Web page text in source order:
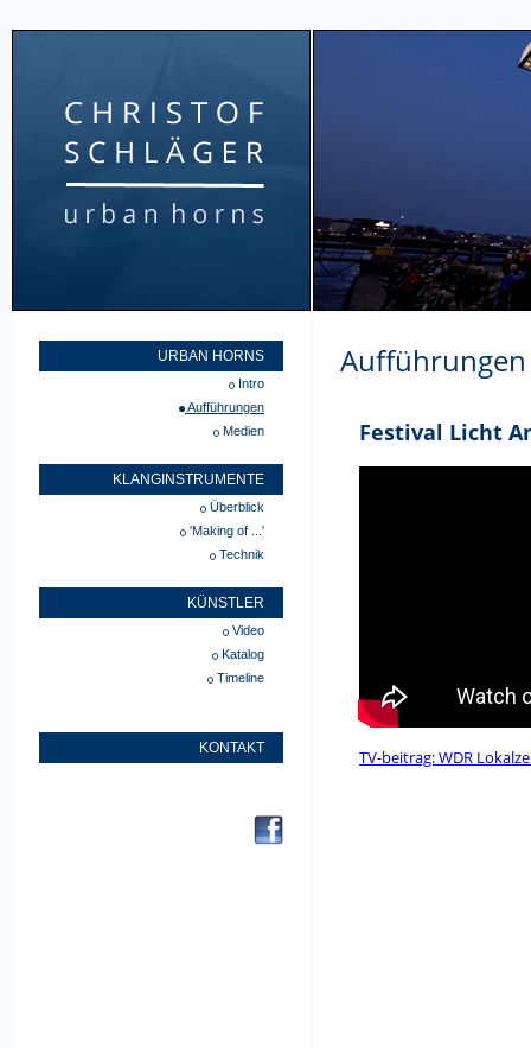
URBAN HORNS
Intro
Aufführungen
Medien
KLANGINSTRUMENTE
Überblick
'Making of ...'
Technik
KÜNSTLER
Video
Katalog
Timeline
KONTAKT
Aufführungen
Festival Licht
TV-beitrag: WDR